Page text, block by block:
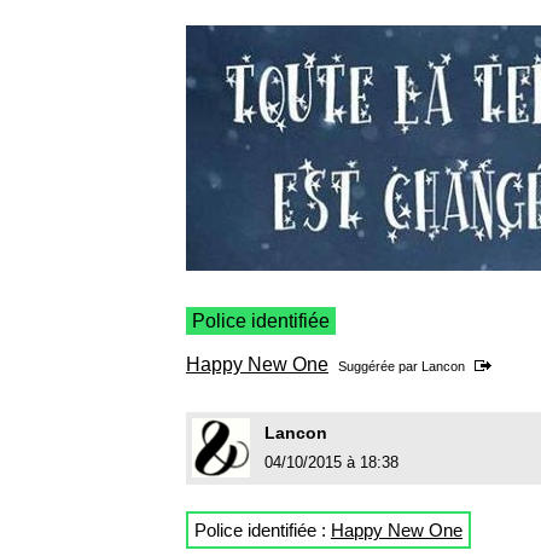
Police identifiée
Happy New One Suggérée par Lancon
Lancon
04/10/2015 à 18:38
Police identifiée : Happy New One